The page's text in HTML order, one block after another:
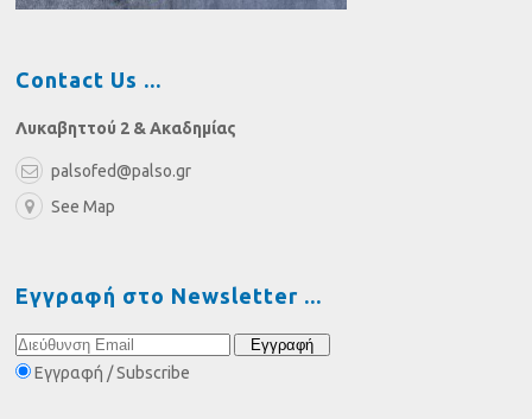
Contact Us
Λυκαβηττού 2 & Ακαδημίας
palsofed@palso.gr
See Map
Εγγραφή στο Newsletter
Εγγραφή / Subscribe